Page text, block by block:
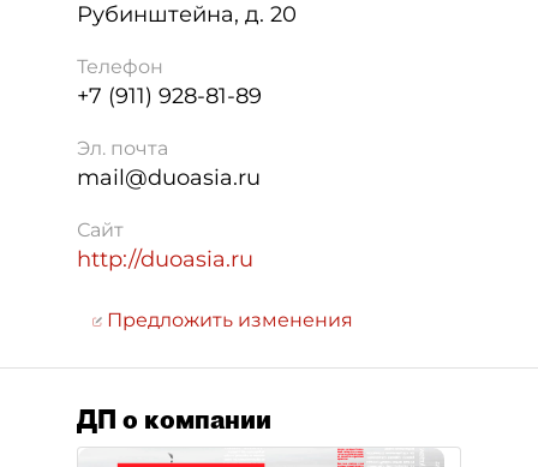
Рубинштейна, д. 20
Телефон
+7 (911) 928-81-89
Эл. почта
mail@duoasia.ru
Сайт
http://duoasia.ru
Предложить изменения
ДП о компании